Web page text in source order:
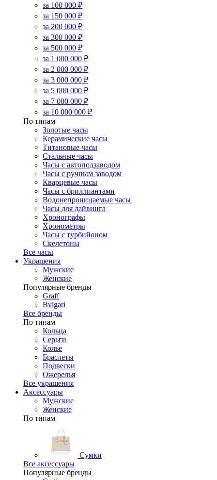
за 100 000 ₽
за 150 000 ₽
за 200 000 ₽
за 300 000 ₽
за 500 000 ₽
за 1 000 000 ₽
за 2 000 000 ₽
за 3 000 000 ₽
за 5 000 000 ₽
за 7 000 000 ₽
за 10 000 000 ₽
По типам
Золотые часы
Керамические часы
Титановые часы
Стальные часы
Часы с автоподзаводом
Часы с ручным заводом
Кварцевые часы
Часы с бриллиантами
Водонепроницаемые часы
Часы для дайвинга
Хронографы
Хронометры
Часы с турбийоном
Скелетоны
Все часы
Украшения
Мужские
Женские
Популярные бренды
Graff
Bvlgari
Все бренды
По типам
Кольца
Серьги
Колье
Браслеты
Подвески
Ожерелья
Все украшения
Аксессуары
Мужские
Женские
По типам
Сумки
Все аксессуары
Популярные бренды